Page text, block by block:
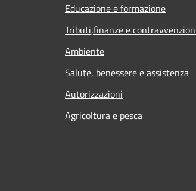
Educazione e formazione
Tributi,finanze e
Ambiente
Salute, benessere e assistenza
Autorizzazioni
Agricoltura e pesca